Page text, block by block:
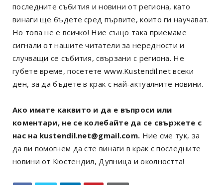
последните събития и новини от региона, като
винаги ще бъдете сред първите, които ги научават.
Но това не е всичко! Ние също така приемаме
сигнали от нашите читатели за нередности и
случващи се събития, свързани с региона. Не
губете време, посетете www.Kustendil.net всеки
ден, за да бъдете в крак с най-актуалните новини.
Ако имате каквито и да е въпроси или
коментари, не се колебайте да се свържете с
нас на kustendil.net@gmail.com. Ние сме тук, за
да ви помогнем да сте винаги в крак с последните
новини от Кюстендил, Дупница и околността!